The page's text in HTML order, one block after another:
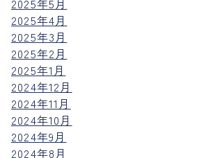
2025年5月
2025年4月
2025年3月
2025年2月
2025年1月
2024年12月
2024年11月
2024年10月
2024年9月
2024年8月